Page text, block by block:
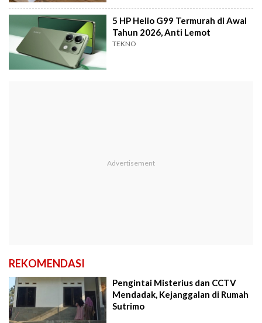
5 HP Helio G99 Termurah di Awal
Tahun 2026, Anti Lemot
TEKNO
REKOMENDASI
Pengintai Misterius dan CCTV
Mendadak, Kejanggalan di Rumah
Sutrimo